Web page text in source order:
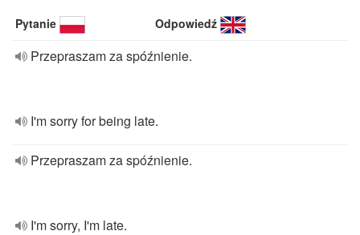
Pytanie Odpowiedź
Przepraszam za spóźnienie.
I'm sorry for being late.
Przepraszam za spóźnienie.
I'm sorry, I'm late.